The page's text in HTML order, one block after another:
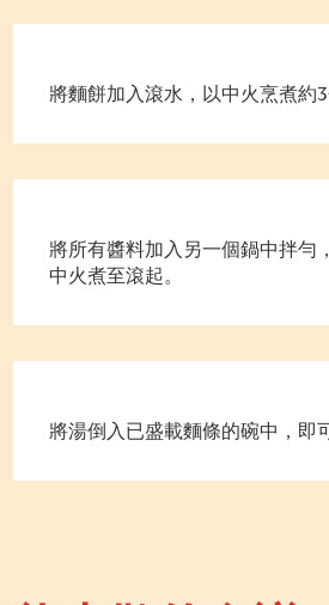
將麵餅加入滾水，以中火烹煮約
將所有醬料加入另一個鍋中拌勻
中火煮至滾起。
將湯倒入已盛載麵條的碗中，即